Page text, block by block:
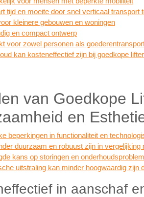
tijd en moeite door snel verticaal transport
kleinere gebouwen en woningen
en compact ontwerp
voor zowel personen als
kan kosteneffectief zijn bij goedkope
van Goedkope
en
beperkingen in functionaliteit en
duurzaam en robuust zijn in vergelijking
kans op storingen en
uitstraling kan minder hoogwaardig zijn
in aanschaf